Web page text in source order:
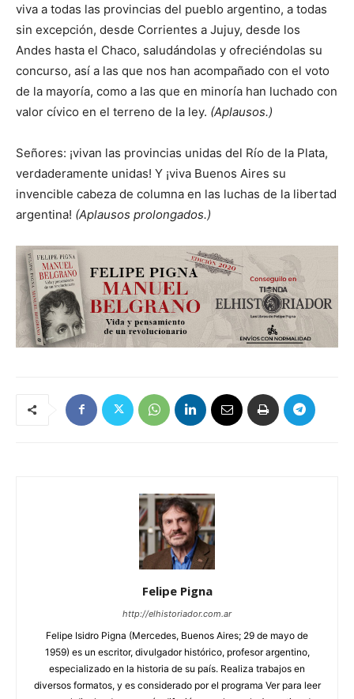
viva a todas las provincias del pueblo argentino, a todas
sin excepción, desde Corrientes a Jujuy, desde los
Andes hasta el Chaco, saludándolas y ofreciéndolas su
concurso, así a las que nos han acompañado con el voto
de la mayoría, como a las que en minoría han luchado con
valor cívico en el terreno de la ley. (Aplausos.)
Señores: ¡vivan las provincias unidas del Río de la Plata,
verdaderamente unidas! Y ¡viva Buenos Aires su
invencible cabeza de columna en las luchas de la libertad
argentina! (Aplausos prolongados.)
Felipe Pigna
http://elhistoriador.com.ar
Felipe Isidro Pigna (Mercedes, Buenos Aires; 29 de mayo de
1959) es un escritor, divulgador histórico, profesor argentino,
especializado en la historia de su país. Realiza trabajos en
diversos formatos, y es considerado por el programa Ver para leer